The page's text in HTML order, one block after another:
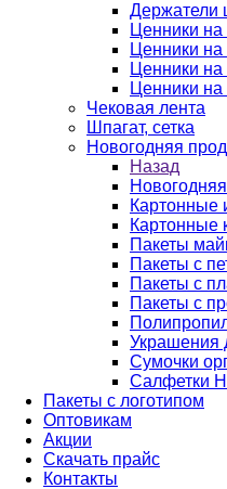
Держатели
Ценники
Ценники на
Ценники
Ценники
Чековая лента
Шпагат, сетка
Новогодняя
Назад
Картонные
Картонные
Пакеты
Пакеты с
Пакеты с
Пакеты с
Украшения
Сумочки
Салфетки
Пакеты с логотипом
Оптовикам
Акции
Скачать прайс
Контакты